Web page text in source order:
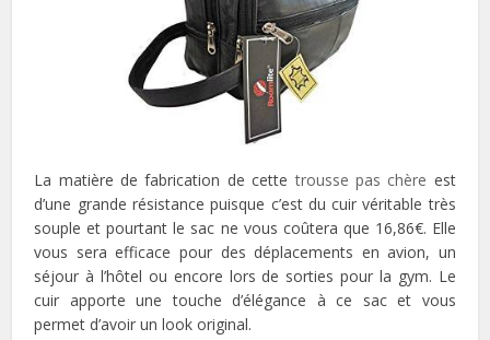
La matière de fabrication de cettetrousse pas chère est
d’une grande résistance puisque c’est du cuir véritable très
souple et pourtant le sac ne vous coûtera que 16,86€. Elle
vous sera efficace pour des déplacements en avion, un
séjour à l’hôtel ou encore lors de sorties pour la gym. Le
cuir apporte une touche d’élégance à ce sac et vous
permet d’avoir un look original.